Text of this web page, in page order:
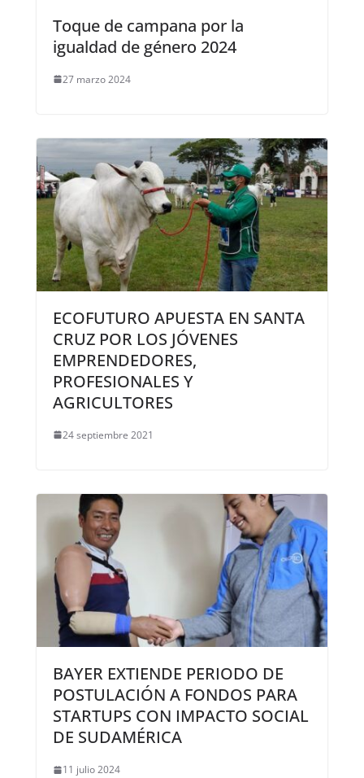
Toque de campana por la
igualdad de género 2024
27 marzo 2024
ECOFUTURO APUESTA EN SANTA
CRUZ POR LOS JÓVENES
EMPRENDEDORES,
PROFESIONALES Y
AGRICULTORES
24 septiembre 2021
BAYER EXTIENDE PERIODO DE
POSTULACIÓN A FONDOS PARA
STARTUPS CON IMPACTO SOCIAL
DE SUDAMÉRICA
11 julio 2024